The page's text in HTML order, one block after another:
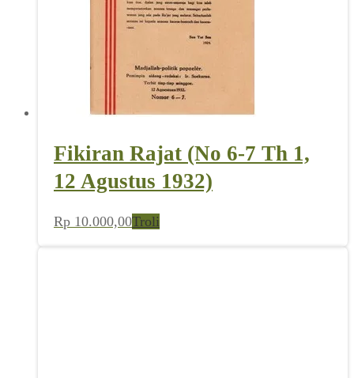
Fikiran Rajat (No 6-7 Th 1,
12 Agustus 1932)
Rp 10.000,00Troli